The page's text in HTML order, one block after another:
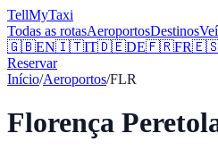
TellMyTaxi
Todas as rotasAeroportosDestinos
🇬🇧EN🇮🇹IT🇩🇪DE🇫🇷FR
Reservar
Início/Aeroportos/FLR
Florença